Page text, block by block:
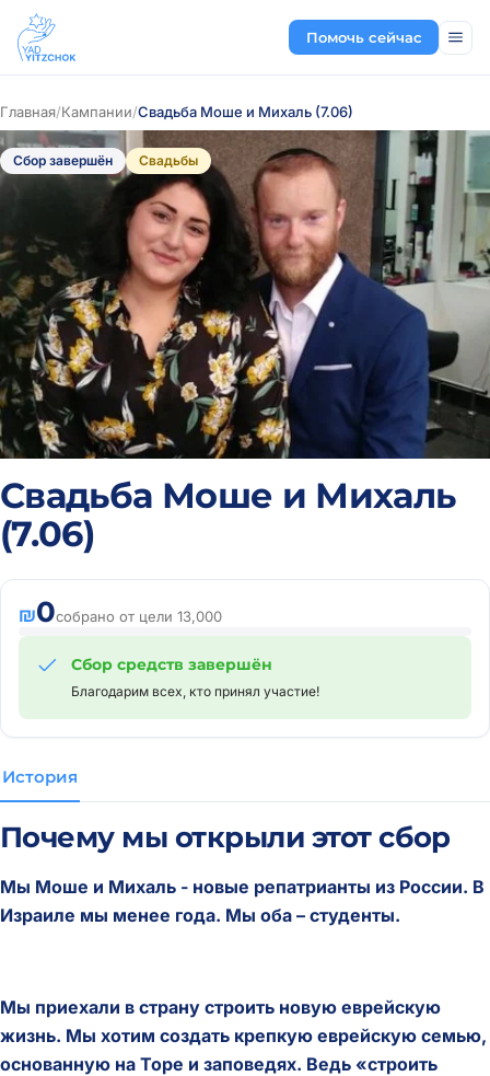
Помочь сейчас
Главная/Кампании/Свадьба Моше и Михаль (7.06)
Свадьба Моше и Михаль
(7.06)
Сбор завершён Свадьбы
История
₪0собрано от цели 13,000
Сбор средств завершён
Благодарим всех, кто принял участие!
Почему мы открыли этот сбор
Мы Моше и Михаль - новые репатрианты из России. В
Израиле мы менее года. Мы оба – студенты.
Мы приехали в страну строить новую еврейскую
жизнь. Мы хотим создать крепкую еврейскую семью,
основанную на Торе и заповедях. Ведь «строить